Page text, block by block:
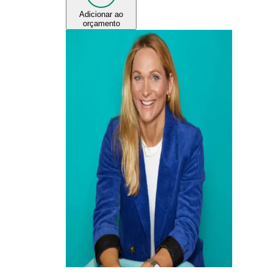
Adicionar ao
orçamento